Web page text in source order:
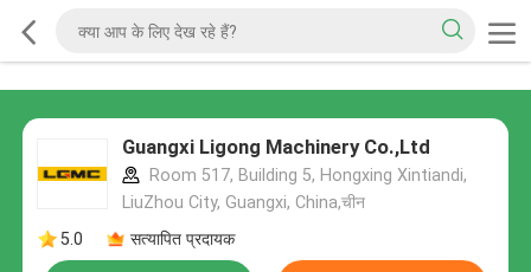
Guangxi Ligong Machinery Co.,Ltd
Room 517, Building 5, Hongxing Xintiandi,
LiuZhou City, Guangxi, China,चीन
5.0
सत्यापित प्रदायक